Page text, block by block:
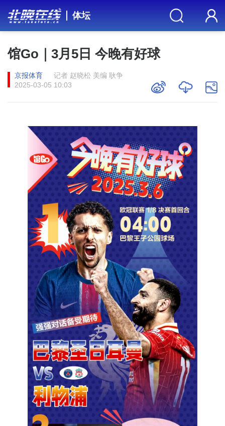
体坛
馆Go｜3月5日 今晚有好球
京报体育
记者 赵晓松 美编 耿争
2025-03-05 10:03